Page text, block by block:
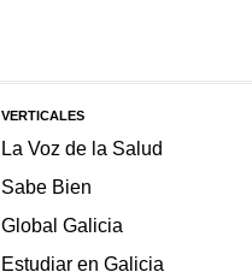
VERTICALES
La Voz de la Salud
Sabe Bien
Global Galicia
Estudiar en Galicia